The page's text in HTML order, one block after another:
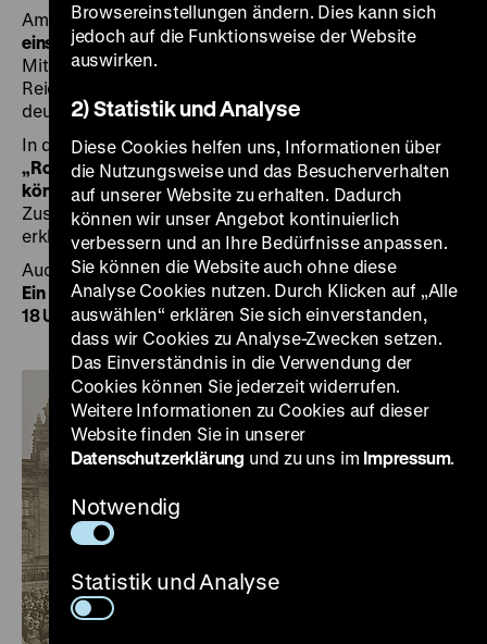
Am 9. November jähren sich verschiedene
einschneidende Ereignisse in der deutschen Geschichte
Mit dem Datum verbindet sich das Gedenken an die
Reichspogromnacht 1938, an die Ausrufung der ersten
deutschen Republik 1918 und an den Mauerfall 1989.
In der kostenfreien Führung durch die Ausstellung
„Roads not Taken. Oder: Es hätte auch anders kommen
können“um14, 15 und 17 Uhrwerden die besonderen
Zusammenhänge mit dem 9. November beleuchtet und
erklärt.
Auch die Führungen in der Ausstellung„Wolf Biermann.
Ein Lyriker und Liedermacher in Deutschland”um16 und
18 Uhr sind an diesem Tag kostenfrei.
Browsereinstellungen ändern. Dies kann sich
jedoch auf die Funktionsweise der Website
auswirken.
2) Statistik und Analyse
Diese Cookies helfen uns, Informationen über
die Nutzungsweise und das Besucherverhalten
auf unserer Website zu erhalten. Dadurch
können wir unser Angebot kontinuierlich
verbessern und an Ihre Bedürfnisse anpassen.
Sie können die Website auch ohne diese
Analyse Cookies nutzen. Durch Klicken auf „Alle
auswählen“ erklären Sie sich einverstanden,
dass wir Cookies zu Analyse-Zwecken setzen.
Das Einverständnis in die Verwendung der
Cookies können Sie jederzeit widerrufen.
Weitere Informationen zu Cookies auf dieser
Website finden Sie in unserer
Datenschutzerklärung und zu uns im Impressum.
Notwendig
Statistik und Analyse